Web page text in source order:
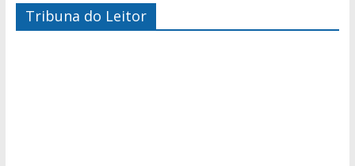
Tribuna do Leitor